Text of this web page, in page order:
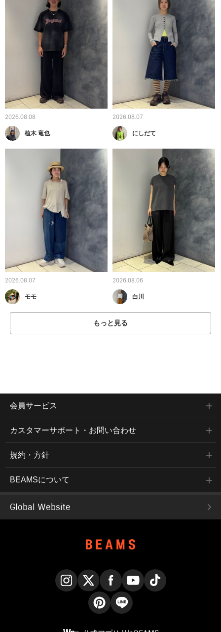
2026.08.08
植木 竜也
2026.08.07
にしだて
2026.08.07
モモ
2026.08.06
白川
もっと見る
会員サービス
カスタマーサポート・お問い合わせ
規約・方針
BEAMSについて
Global Website